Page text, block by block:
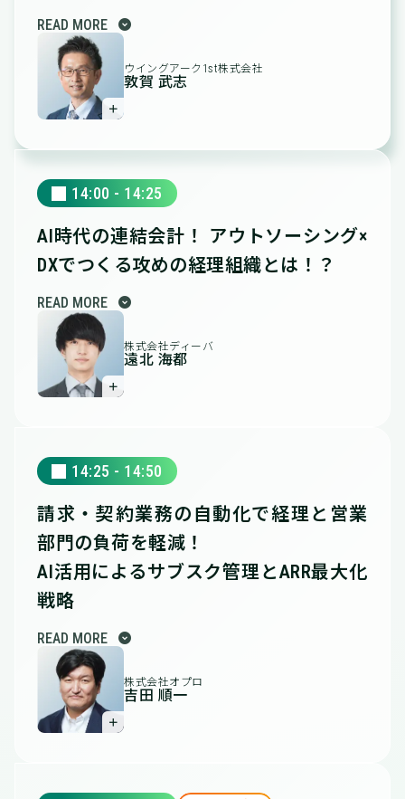
READ MORE expand_circle_down
＋
ウイングアーク1st株式会社
敦賀 武志
14:00 - 14:25
AI時代の連結会計！
アウトソーシング×
DXでつくる攻めの経理組織とは！？
READ MORE expand_circle_down
＋
株式会社ディーバ
遠北 海都
14:25 - 14:50
請求・契約業務の自動化で経理と営業
部門の負荷を軽減！
AI活用によるサブスク管理とARR最大化
戦略
READ MORE expand_circle_down
＋
株式会社オプロ
吉田 順一